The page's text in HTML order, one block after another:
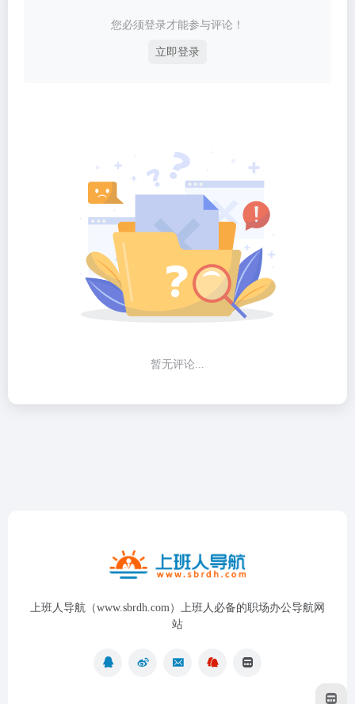
您必须登录才能参与评论！
立即登录
暂无评论...
上班人导航（www.sbrdh.com）上班人必备的职场办公导航网
站